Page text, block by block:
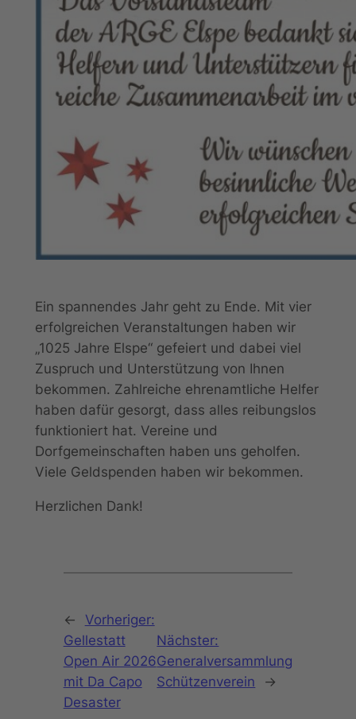
Ein spannendes Jahr geht zu Ende. Mit vier
erfolgreichen Veranstaltungen haben wir
„1025 Jahre Elspe“ gefeiert und dabei viel
Zuspruch und Unterstützung von Ihnen
bekommen. Zahlreiche ehrenamtliche Helfer
haben dafür gesorgt, dass alles reibungslos
funktioniert hat. Vereine und
Dorfgemeinschaften haben uns geholfen.
Viele Geldspenden haben wir bekommen.
Herzlichen Dank!
←
Vorheriger:
Gellestatt
Open Air 2026
mit Da Capo
Desaster
Nächster:
Generalversammlung
Schützenverein
→